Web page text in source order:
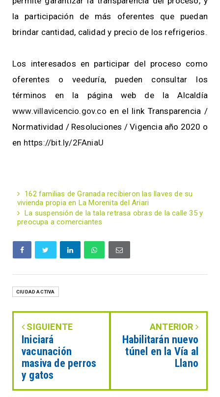
la participación de más oferentes que puedan
brindar cantidad, calidad y precio de los refrigerios.
Los interesados en participar del proceso como
oferentes o veeduría, pueden consultar los
términos en la página web de la Alcaldía
www.villavicencio.gov.co en el link Transparencia /
Normatividad / Resoluciones / Vigencia año 2020 o
en https://bit.ly/2FAniaU
162 familias de Granada recibieron las llaves de su
vivienda propia en La Morenita del Ariari
La suspensión de la tala retrasa obras de la calle 35 y
preocupa a comerciantes
CIUDAD ACTIVA
SIGUIENTE
Iniciará
vacunación
masiva de perros
y gatos
ANTERIOR
Habilitarán nuevo
túnel en la Vía al
Llano